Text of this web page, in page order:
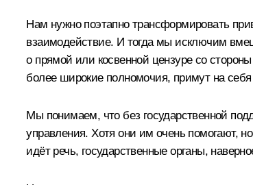
Нам нужно поэтапно трансформировать
взаимодействие. И тогда мы исключим
о прямой или косвенной цензуре со
более широкие полномочия, примут на себя
Мы понимаем, что без государственной
управления. Хотя они им очень помогают,
идёт речь, государственные органы,